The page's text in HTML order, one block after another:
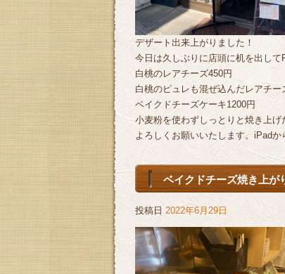
デザート出来上がりました！
今日は久しぶりに店頭に机を出し
白桃のレアチーズ450円
白桃のピュレも混ぜ込んだレアチ
ベイクドチーズケーキ1200円
小麦粉を使わずしっとりと焼き上げ
よろしくお願いいたします。iPadか
ベイクドチーズ焼き上が
投稿日 2022年6月29日